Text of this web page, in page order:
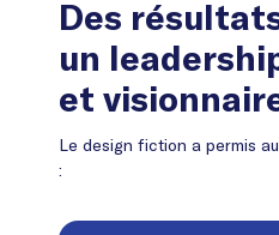
Des
un
et
Le design fiction a permis
: